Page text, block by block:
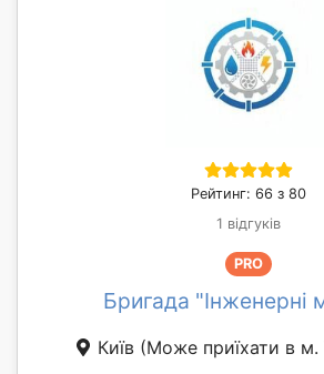
Рейтинг: 66 з 80
1 відгуків
PRO
Бригада "Інженерні
Київ (Може приїхати в м.